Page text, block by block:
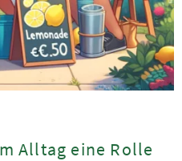
Alltag eine Rolle